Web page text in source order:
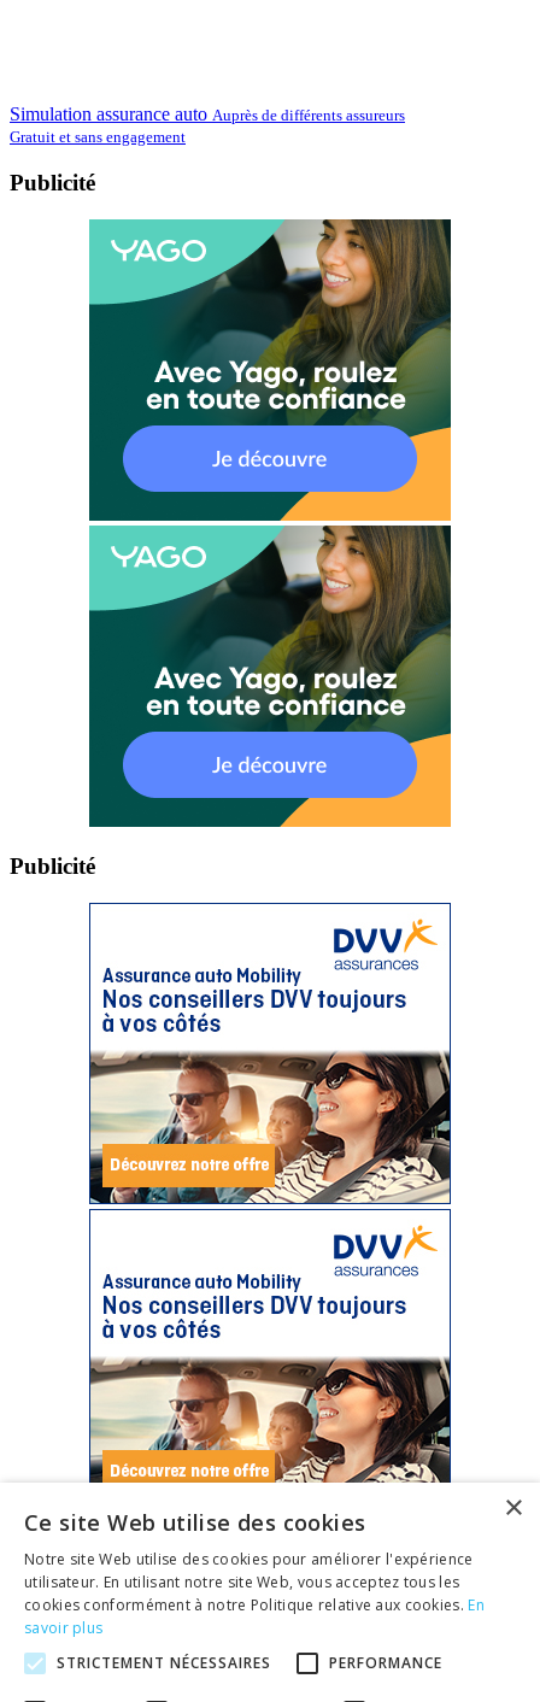
Simulation assurance auto Auprès de différents assureurs
Gratuit et sans engagement
Publicité
Publicité
Tous les contrats RC auto
ont la même base légale
Pas la peine de les lire : la base minimale de l'assurance auto
obligatoire (RC auto) a étédéfinie par une Loi.
×
Ce site Web utilise des cookies
Notre site Web utilise des cookies pour améliorer l'expérience
utilisateur. En utilisant notre site Web, vous acceptez tous les
cookies conformément à notre Politique relative aux cookies. En
savoir plus
STRICTEMENT NÉCESSAIRES
PERFORMANCE